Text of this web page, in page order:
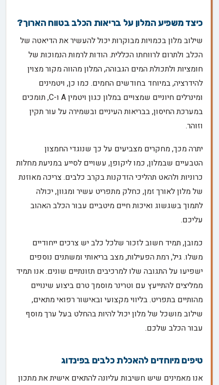
כיצד משפיע המלון על בריאות הכלב בטווח הארוך?
שילוב מלון בכמויות מבוקרות יכול להעשיר את הדיאטה של
הכלב ולתרום לרווחתו הכללית. הודות לרמות הנמוכות של
חומציות ולתכולת המים הגבוהה, המלון מהווה מקור מצוין
להידרציה, במיוחד בחודשים החמים. כמו כן, ויטמינים
ומינרלים חיוניים שמצויים במלון כגון ויטמין A ו-C, תומכים
במערכת החיסון, בבריאות העיניים ובשמירה על עור תקין
וזוהר.
יתרה מכך, מחקרים מצביעים על כך שנוגדי החמצון
הטבעיים שבמלון, כמו ליקופן, עשויים לסייע במניעת מחלות
כרוניות ולהאט תהליכי הזדקנות בקרב כלבים. צריכה מאוזנת
של מלון לאורך זמן, כחלק מתפריט עשיר ומגוון, יכולה
לתמוך בשגשוג ואיכות חיים מיטביים עבור הכלב האהוב
עליכם.
כמובן, תמיד חשוב לזכור שלכל כלב יש צרכים ייחודיים
משלו. גיל, רמת הפעילות, מצב בריאותי ומשתנים נוספים
ישפיעו על התגובה שלו למרכיבים תזונתיים שונים. אנו תמיד
ממליצים להתייעץ עם וטרינר מוסמך טרם ביצוע שינויים
מהותיים בתפריט. בליווי מקצועי ובאישור רפואי מתאים,
שילוב מושכל של מלון יכול להיות בהחלט בעל ערך מוסף
עבור הכלב שלכם.
טיפים מיוחדים להאכלת כלבים בפינדוג
אנו מאמינים שיש חשיבות עליונה להתאים אישית את מתכון